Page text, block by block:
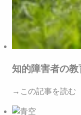
知的障害者の
→この記事を読む